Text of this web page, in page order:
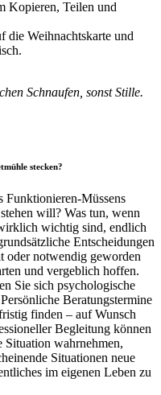
Kopieren, Teilen und
die Weihnachtskarte und
Schnaufen, sonst Stille.
stecken?
Funktionieren-Müssens
will? Was tun, wenn
wichtig sind, endlich
Entscheidungen
oder notwendig geworden
und vergeblich hoffen.
Sie sich psychologische
Beratungstermine
finden – auf Wunsch
Begleitung können
Situation wahrnehmen,
Situationen neue
im eigenen Leben zu